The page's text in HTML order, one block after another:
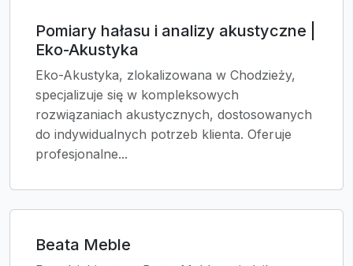
Pomiary hałasu i analizy akustyczne |
Eko-Akustyka
Eko-Akustyka, zlokalizowana w Chodzieży,
specjalizuje się w kompleksowych
rozwiązaniach akustycznych, dostosowanych
do indywidualnych potrzeb klienta. Oferuje
profesjonalne...
Beata Meble